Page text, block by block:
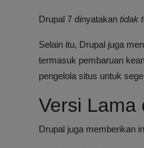
Drupal 7 dinyatakan tidak
Selain itu, Drupal juga
termasuk pembaruan
pengelola situs untuk
Versi Lama
Drupal juga memberikan